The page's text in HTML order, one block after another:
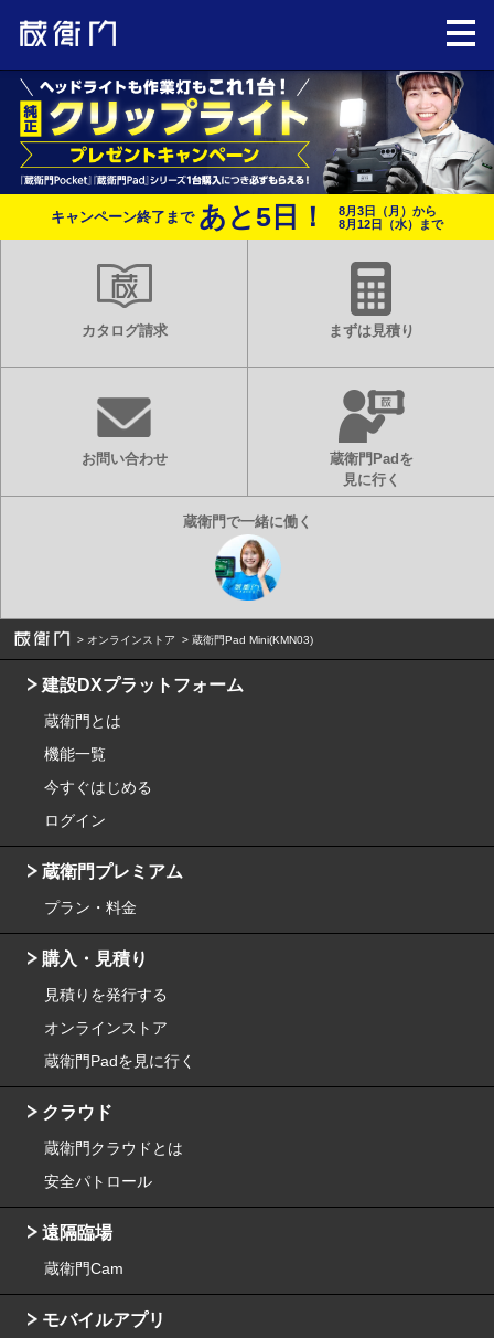
キャンペーン終了まで あと5 日！
8月3日（月）から
8月12日（水）まで
カタログ請求 まずは見積り
お問い合わせ
蔵衛門Padを
見に行く
オンラインストア 蔵衛門Pad Mini(KMN03)
建設DXプラットフォーム
蔵衛門とは
機能一覧
今すぐはじめる
ログイン
蔵衛門プレミアム
プラン・料金
購入・見積り
見積りを発行する
オンラインストア
蔵衛門Padを見に行く
クラウド
蔵衛門クラウドとは
安全パトロール
遠隔臨場
蔵衛門Cam
モバイルアプリ